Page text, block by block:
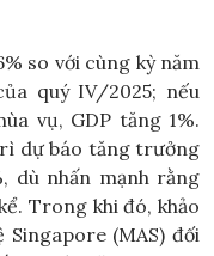
so với cùng kỳ năm
quý IV/2025; nếu
vụ, GDP tăng 1%.
dự báo tăng trưởng
dù nhấn mạnh rằng
Trong khi đó, khảo
(MAS) đối